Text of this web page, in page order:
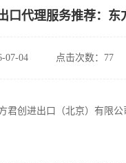
口代理服务推荐：东
07-04 点击次数：77
创进出口（北京）有限